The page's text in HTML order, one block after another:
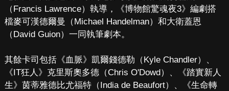
（Francis Lawrence）執導，《博物館驚魂夜3》編劇搭
檔麥可漢德爾曼（Michael Handelman）和大衛蓋恩
（David Guion）一同執筆劇本。
其餘卡司包括《血脈》凱爾錢德勒（Kyle Chandler）、
《IT狂人》克里斯奧多德（Chris O'Dowd）、《踏實新人
生》茵蒂雅德比尤福特（India de Beaufort）、《生命轉